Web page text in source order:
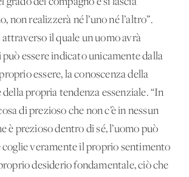
non realizzerà né l’uno né l’altro”.
il quale un uomo avrà
può essere indicato unicamente dalla
essere, la conoscenza della
propria tendenza essenziale. “In
di prezioso che non c’è in nessun
è prezioso dentro di sé, l’uomo può
coglie veramente il proprio sentimento
desiderio fondamentale, ciò che